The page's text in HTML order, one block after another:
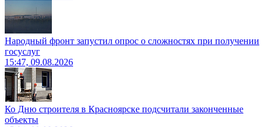
Народный фронт запустил опрос о сложностях при получении
госуслуг
15:47, 09.08.2026
Ко Дню строителя в Красноярске подсчитали законченные
объекты